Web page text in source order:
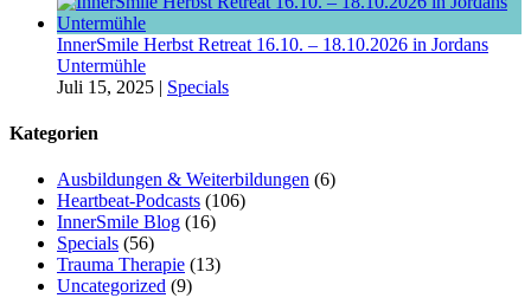
InnerSmile Herbst Retreat 16.10. – 18.10.2026 in Jordans
Untermühle
Juli 15, 2025 | Specials
Kategorien
Ausbildungen & Weiterbildungen (6)
Heartbeat-Podcasts (106)
InnerSmile Blog (16)
Specials (56)
Trauma Therapie (13)
Uncategorized (9)